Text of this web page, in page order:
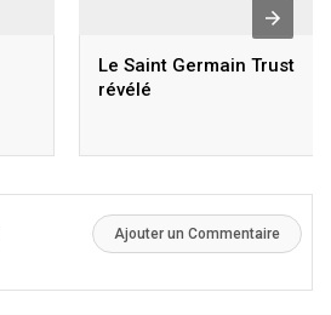
Le Saint Germain Trust
révélé
Ajouter un Commentaire